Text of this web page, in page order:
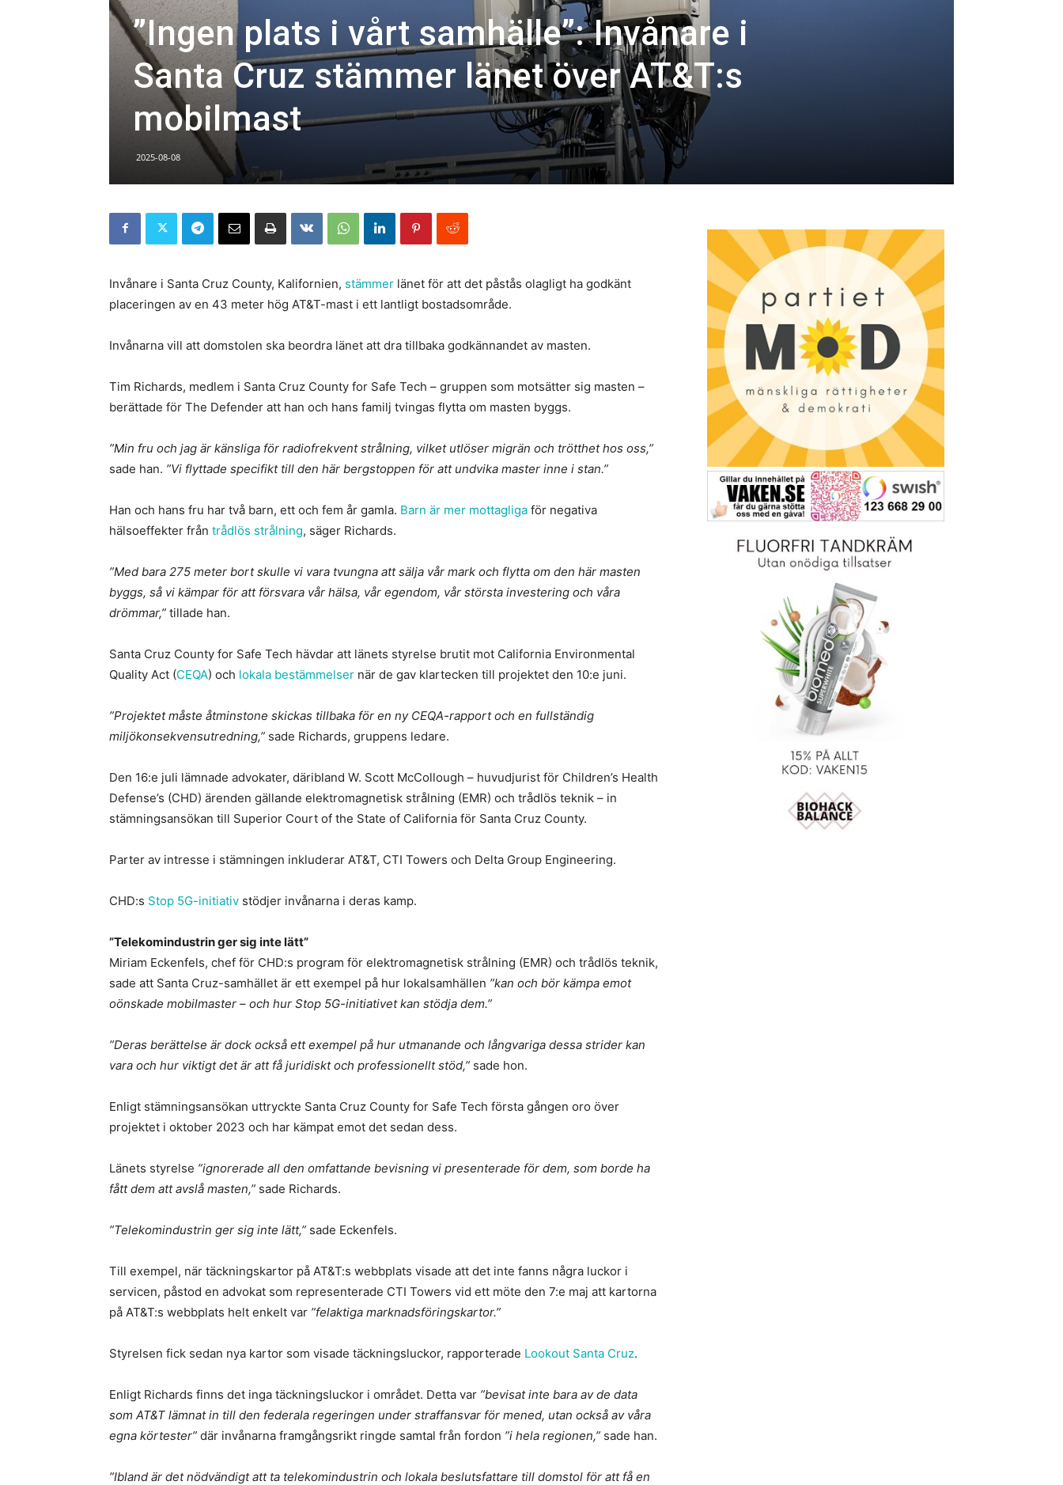
”Ingen plats i vårt samhälle”: Invånare i
Santa Cruz stämmer länet över AT&T:s
mobilmast
2025-08-08
Invånare i Santa Cruz County, Kalifornien, stämmer länet för att det påstås olagligt ha godkänt
placeringen av en 43 meter hög AT&T-mast i ett lantligt bostadsområde.
Invånarna vill att domstolen ska beordra länet att dra tillbaka godkännandet av masten.
Tim Richards, medlem i Santa Cruz County for Safe Tech – gruppen som motsätter sig masten –
berättade för The Defender att han och hans familj tvingas flytta om masten byggs.
”Min fru och jag är känsliga för radiofrekvent strålning, vilket utlöser migrän och trötthet hos oss,”
sade han. ”Vi flyttade specifikt till den här bergstoppen för att undvika master inne i stan.”
Han och hans fru har två barn, ett och fem år gamla. Barn är mer mottagliga för negativa
hälsoeffekter från trådlös strålning, säger Richards.
”Med bara 275 meter bort skulle vi vara tvungna att sälja vår mark och flytta om den här masten
byggs, så vi kämpar för att försvara vår hälsa, vår egendom, vår största investering och våra
drömmar,” tillade han.
Santa Cruz County for Safe Tech hävdar att länets styrelse brutit mot California Environmental
Quality Act (CEQA) och lokala bestämmelser när de gav klartecken till projektet den 10:e juni.
”Projektet måste åtminstone skickas tillbaka för en ny CEQA-rapport och en fullständig
miljökonsekvensutredning,” sade Richards, gruppens ledare.
Den 16:e juli lämnade advokater, däribland W. Scott McCollough – huvudjurist för Children’s Health
Defense’s (CHD) ärenden gällande elektromagnetisk strålning (EMR) och trådlös teknik – in
stämningsansökan till Superior Court of the State of California för Santa Cruz County.
Parter av intresse i stämningen inkluderar AT&T, CTI Towers och Delta Group Engineering.
CHD:s Stop 5G-initiativ stödjer invånarna i deras kamp.
”Telekomindustrin ger sig inte lätt”
Miriam Eckenfels, chef för CHD:s program för elektromagnetisk strålning (EMR) och trådlös teknik,
sade att Santa Cruz-samhället är ett exempel på hur lokalsamhällen ”kan och bör kämpa emot
oönskade mobilmaster – och hur Stop 5G-initiativet kan stödja dem.”
”Deras berättelse är dock också ett exempel på hur utmanande och långvariga dessa strider kan
vara och hur viktigt det är att få juridiskt och professionellt stöd,” sade hon.
Enligt stämningsansökan uttryckte Santa Cruz County for Safe Tech första gången oro över
projektet i oktober 2023 och har kämpat emot det sedan dess.
Länets styrelse ”ignorerade all den omfattande bevisning vi presenterade för dem, som borde ha
fått dem att avslå masten,” sade Richards.
”Telekomindustrin ger sig inte lätt,” sade Eckenfels.
Till exempel, när täckningskartor på AT&T:s webbplats visade att det inte fanns några luckor i
servicen, påstod en advokat som representerade CTI Towers vid ett möte den 7:e maj att kartorna
på AT&T:s webbplats helt enkelt var ”felaktiga marknadsföringskartor.”
Styrelsen fick sedan nya kartor som visade täckningsluckor, rapporterade Lookout Santa Cruz.
Enligt Richards finns det inga täckningsluckor i området. Detta var ”bevisat inte bara av de data
som AT&T lämnat in till den federala regeringen under straffansvar för mened, utan också av våra
egna körtester” där invånarna framgångsrikt ringde samtal från fordon ”i hela regionen,” sade han.
”Ibland är det nödvändigt att ta telekomindustrin och lokala beslutsfattare till domstol för att få en